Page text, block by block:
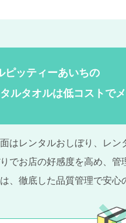
ピッティーあいちの
ルタオルは低コストで
はレンタルおしぼり、レン
でお店の好感度を高め、管
、徹底した品質管理で安心